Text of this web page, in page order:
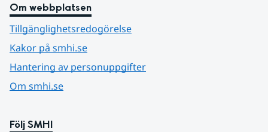
Om webbplatsen
Tillgänglighetsredogörelse
Kakor på smhi.se
Hantering av personuppgifter
Om smhi.se
Följ SMHI